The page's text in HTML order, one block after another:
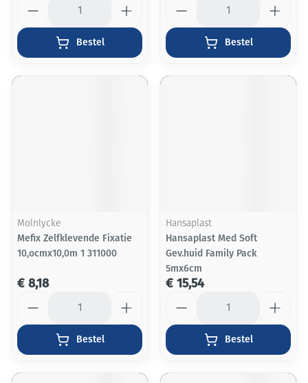
Bestel Bestel
Molnlycke
Mefix Zelfklevende Fixatie
10,ocmx10,0m 1 311000
€ 8,18
Bestel
Hansaplast
Hansaplast Med Soft
Gev.huid Family Pack
5mx6cm
€ 15,54
Bestel